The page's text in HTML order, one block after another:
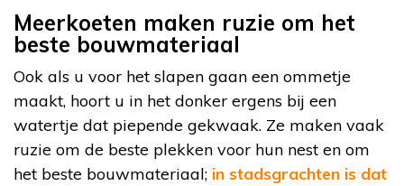
Meerkoeten maken ruzie om het
beste bouwmateriaal
Ook als u voor het slapen gaan een ommetje
maakt, hoort u in het donker ergens bij een
watertje dat piepende gekwaak. Ze maken vaak
ruzie om de beste plekken voor hun nest en om
het beste bouwmateriaal; in stadsgrachten is dat